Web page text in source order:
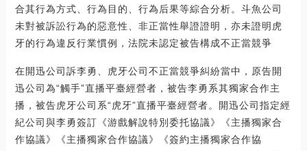
合其行為方式、行為目的、行為后果等綜合分析。斗魚公司
未對被訴訟行為的惡意性、非正當性舉證證明，亦未證明虎
牙的行為違反行業慣例，法院未認定被告構成不正當競爭
在開迅公司訴李勇、虎牙公司不正當競爭糾紛當中，原告開
迅公司為“觸手”直播平臺經營者，被告李勇系其獨家合作主
播，被告虎牙公司系“虎牙”直播平臺經營者。開迅公司指定經
紀公司與李勇簽訂《游戲解說特別委托協議》《主播獨家合
作協議》《主播獨家合作協議》《簽約主播獨家合作協